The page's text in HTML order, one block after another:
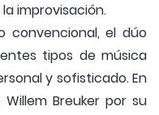
improvisación.
convencional, el dúo
tipos de música
y sofisticado. En
Breuker por su